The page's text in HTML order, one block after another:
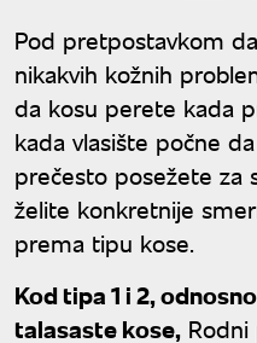
Pod pretpostavkom
nikakvih kožnih
da kosu perete kada
kada vlasište počne
prečesto posežete za
želite konkretnije
prema tipu kose.
Kod tipa 1 i 2,
talasaste kose,